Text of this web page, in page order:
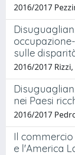
2016/2017
sulle
2016/2017 Rizzi,
nei Paesi
2016/2017
Il
e l'America